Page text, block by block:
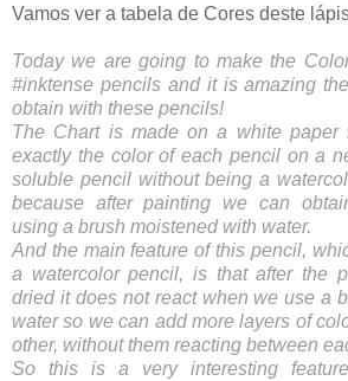
Vamos ver a tabela de Cores deste
Today we are going to make the
#inktense pencils and it is amazing
obtain with these pencils!
The Chart is made on a white
exactly the color of each pencil on a
soluble pencil without being a
because after painting we can
using a brush moistened with water.
And the main feature of this pencil,
a watercolor pencil, is that after the
dried it does not react when we use a
water so we can add more layers of
other, without them reacting between
So this is a very interesting